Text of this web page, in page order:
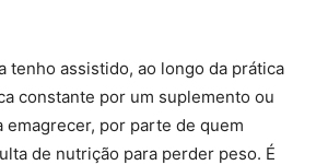
tenho assistido, ao longo da prática
constante por um suplemento ou
emagrecer, por parte de quem
de nutrição para perder peso. É